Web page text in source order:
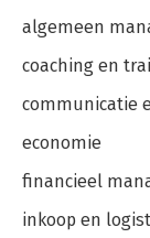
algemeen
coaching en
communicatie
economie
financieel
inkoop en